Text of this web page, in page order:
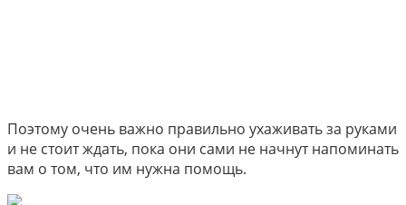
Поэтому очень важно правильно ухаживать за руками
и не стоит ждать, пока они сами не начнут напоминать
вам о том, что им нужна помощь.